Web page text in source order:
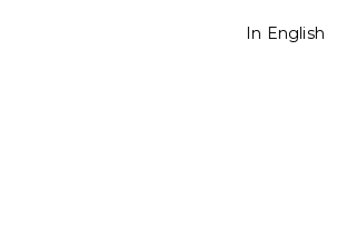
In English